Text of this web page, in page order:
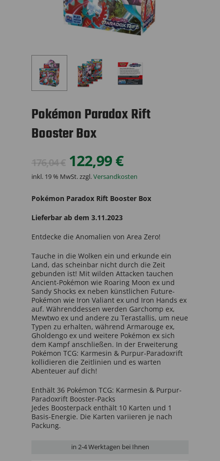
Pokémon Paradox Rift
Booster Box
176,04€ Ursprünglicher
Preis
176,04 €
122,99€Aktueller
Preis
122,99 €.
inkl. 19 % MwSt.zzgl.Versandkosten
Pokémon Paradox Rift Booster Box
Lieferbar ab dem 3.11.2023
Entdecke die Anomalien von Area Zero!
Tauche in die Wolken ein und erkunde ein
Land, das scheinbar nicht durch die Zeit
gebunden ist! Mit wilden Attacken tauchen
Ancient-Pokémon wie Roaring Moon ex und
Sandy Shocks ex neben künstlichen Future-
Pokémon wie Iron Valiant ex und Iron Hands ex
auf. Währenddessen werden Garchomp ex,
Mewtwo ex und andere zu Terastallis, um neue
Typen zu erhalten, während Armarouge ex,
Gholdengo ex und weitere Pokémon ex sich
dem Kampf anschließen. In der Erweiterung
Pokémon TCG: Karmesin & Purpur-Paradoxrift
kollidieren die Zeitlinien und es warten
Abenteuer auf dich!
Enthält 36 Pokémon TCG: Karmesin & Purpur-
Paradoxrift Booster-Packs
Jedes Boosterpack enthält 10 Karten und 1
Basis-Energie. Die Karten variieren je nach
Packung.
in 2-4 Werktagen bei Ihnen